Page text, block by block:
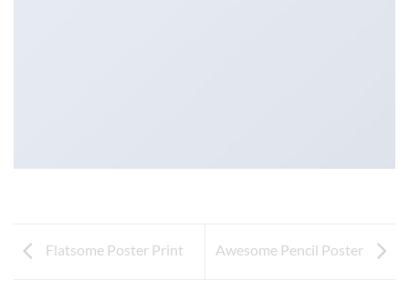
Flatsome Poster Print Awesome Pencil Poster